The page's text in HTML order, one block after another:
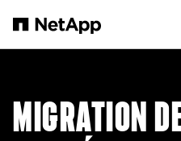
MIGRATION